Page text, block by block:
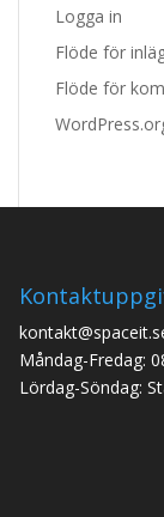
Logga in
Flöde för
Flöde för
Måndag-Fredag:
Lördag-Söndag: